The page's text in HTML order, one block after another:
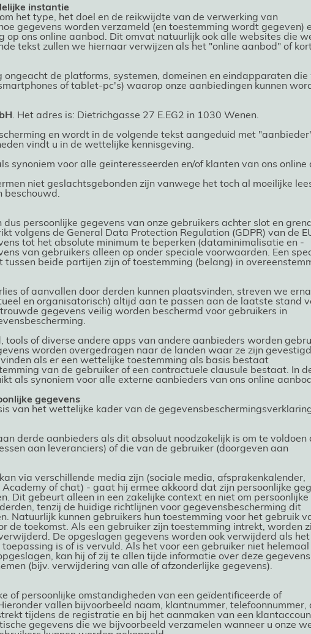
instantie
het type, het doel en de reikwijdte van de verwerking van
gegevens worden verzameld (en toestemming wordt gegeven)
ons online aanbod. Dit omvat natuurlijk ook alle websites die
tekst zullen we hiernaar verwijzen als het "online aanbod" of
de platforms, systemen, domeinen en eindapparaten die
of tablet-pc's) waarop onze aanbiedingen kunnen
. Het adres is: Dietrichgasse 27 E.EG2 in 1030 Wenen.
en wordt in de volgende tekst aangeduid met
vindt u in de wettelijke kennisgeving.
synoniem voor alle geïnteresseerden en/of klanten van ons online
niet geslachtsgebonden zijn vanwege het toch al moeilijke
beschouwd.
persoonlijke gegevens van onze gebruikers achter slot en
volgens de General Data Protection Regulation (GDPR) van de
tot het absolute minimum te beperken (dataminimalisatie en -
van gebruikers alleen op onder speciale voorwaarden. Een
beide partijen zijn of toestemming (belang) in
of aanvallen door derden kunnen plaatsvinden, streven we
en organisatorisch) altijd aan te passen aan de laatste stand
gegevens veilig worden beschermd voor gebruikers in
tools of diverse andere apps van andere aanbieders worden
worden overgedragen naar de landen waar ze zijn
als er een wettelijke toestemming als basis bestaat
van de gebruiker of een contractuele clausule bestaat. In
als synoniem voor alle externe aanbieders van ons online
gegevens
van het wettelijke kader van de
derde aanbieders als dit absoluut noodzakelijk is om te voldoen
aan leveranciers) of die van de gebruiker (doorgeven aan
via verschillende media zijn (sociale media, afsprakenkalender,
of chat) - gaat hij ermee akkoord dat zijn persoonlijke
Dit gebeurt alleen in een zakelijke context en niet om persoonlijke
tenzij de huidige richtlijnen voor gegevensbescherming dit
Natuurlijk kunnen gebruikers hun toestemming voor het gebruik
de toekomst. Als een gebruiker zijn toestemming intrekt, worden
De opgeslagen gegevens worden ook verwijderd als
is of is vervuld. Als het voor een gebruiker niet
kan hij of zij te allen tijde informatie over deze gegevens
(bijv. verwijdering van alle of afzonderlijke gegevens).
of persoonlijke omstandigheden van een geïdentificeerde of
vallen bijvoorbeeld naam, klantnummer, telefoonnummer,
tijdens de registratie en bij het aanmaken van een
gegevens die we bijvoorbeeld verzamelen wanneer u onze